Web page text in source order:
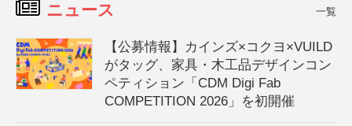
ニュース 一覧
【公募情報】カインズ×コクヨ×VUILD
がタッグ、家具・木工品デザインコン
ペティション「CDM Digi Fab
COMPETITION 2026」を初開催